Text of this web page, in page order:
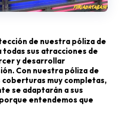
de nuestra póliza de
sus atracciones de
y desarrollar
Con nuestra póliza de
muy completas,
se adaptarán a sus
entendemos que